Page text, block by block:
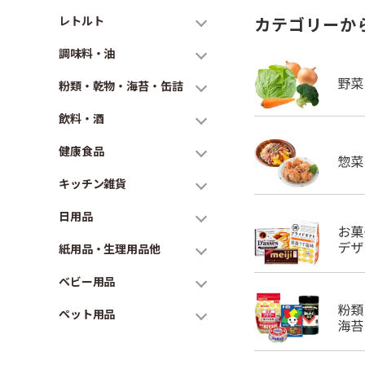
レトルト
調味料・油
粉類・乾物・海苔・缶詰
飲料・酒
健康食品
キッチン雑貨
日用品
紙用品・生理用品他
ベビー用品
ペット用品
カテゴリーか